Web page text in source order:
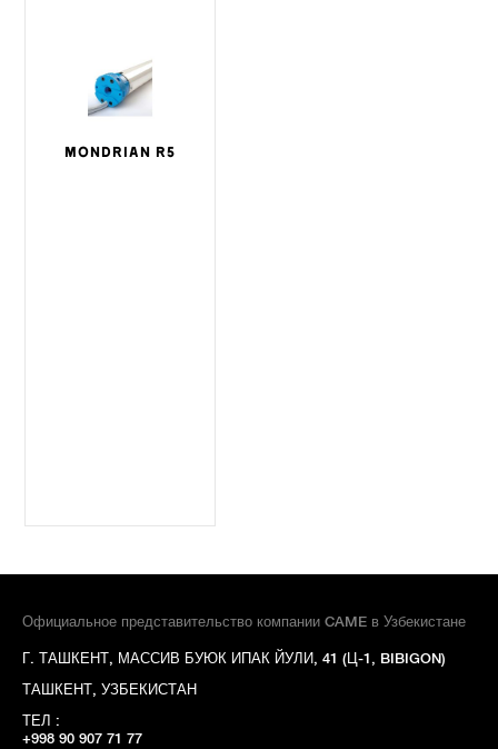
MONDRIAN R5
Официальное представительство компании CAME в Узбекистане
Г. ТАШКЕНТ, МАССИВ БУЮК ИПАК ЙУЛИ, 41 (Ц-1, BIBIGON)
ТАШКЕНТ, УЗБЕКИСТАН
ТЕЛ :
+998 90 907 71 77